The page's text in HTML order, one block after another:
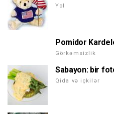
Yol
Pomidor
Görkəmsizlik
Sabayon: bir
Qida və içkilər